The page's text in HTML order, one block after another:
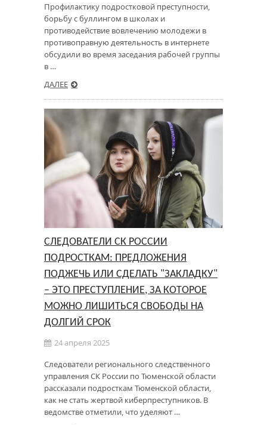
Профилактику подростковой преступности,
борьбу с буллингом в школах и
противодействие вовлечению молодежи в
противоправную деятельность в интернете
обсудили во время заседания рабочей группы
в …
ДАЛЕЕ
СЛЕДОВАТЕЛИ СК РОССИИ
ПОДРОСТКАМ: ПРЕДЛОЖЕНИЯ
ПОДЖЕЧЬ ИЛИ СДЕЛАТЬ "ЗАКЛАДКУ"
– ЭТО ПРЕСТУПЛЕНИЕ, ЗА КОТОРОЕ
МОЖНО ЛИШИТЬСЯ СВОБОДЫ НА
ДОЛГИЙ СРОК
24 апреля 2025
Следователи регионального следственного
управления СК России по Тюменской области
рассказали подросткам Тюменской области,
как не стать жертвой киберпреступников. В
ведомстве отметили, что уделяют …